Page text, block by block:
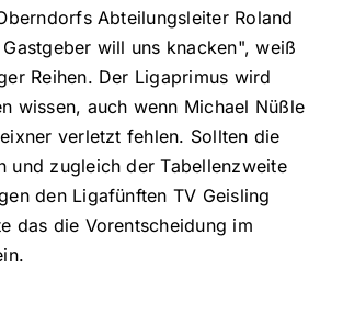
Abteilungsleiter Roland
will uns knacken", weiß
Reihen. Der Ligaprimus wird
wissen, auch wenn Michael Nüßle
verletzt fehlen. Sollten die
und zugleich der Tabellenzweite
den Ligafünften TV Geisling
das die Vorentscheidung im